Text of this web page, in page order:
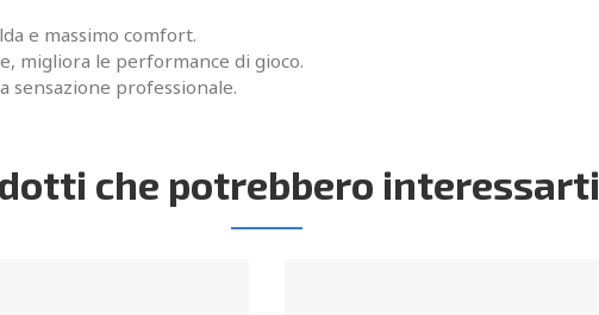
e massimo comfort.
migliora le performance di gioco.
sensazione professionale.
che potrebbero interessarti